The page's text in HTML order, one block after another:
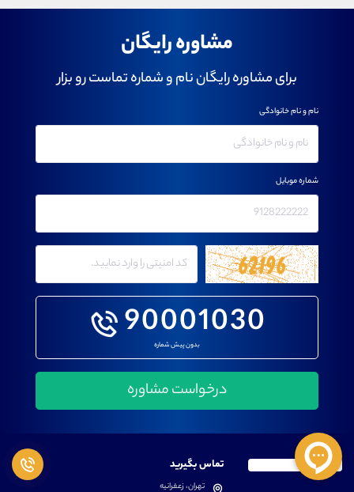
مشاوره رایگان
برای مشاوره رایگان نام و شماره تماست رو بزار
90001030
بدون پیش شماره
نام و نام خانوادگی
شماره موبایل
تماس بگیرید
تهران، زعفرانیه